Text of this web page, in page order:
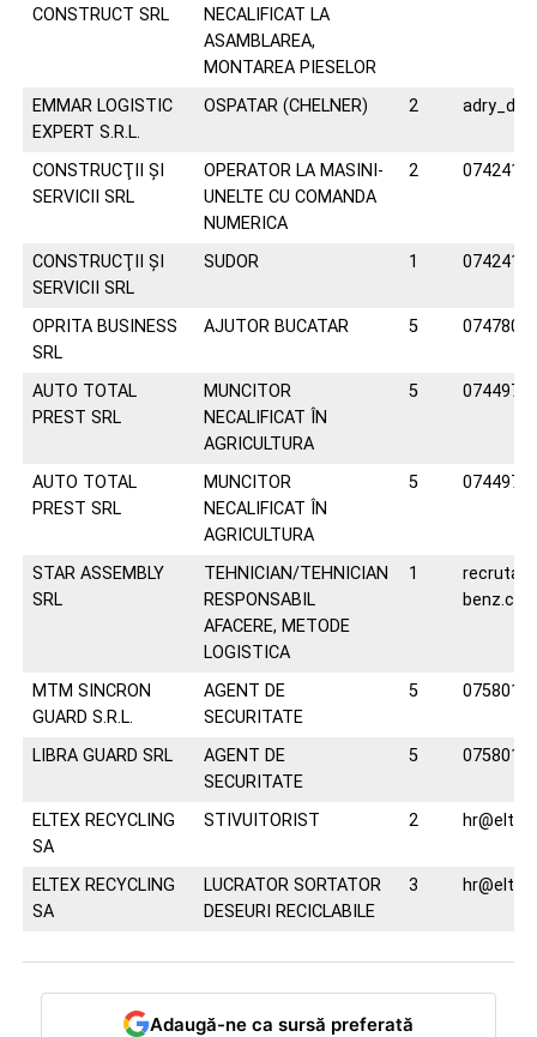
CONSTRUCT SRL
NECALIFICAT LA
ASAMBLAREA,
MONTAREA PIESELOR
EMMAR LOGISTIC
EXPERT S.R.L.
OSPATAR (CHELNER) 2
CONSTRUCŢII ŞI
SERVICII SRL
OPERATOR LA MASINI-
UNELTE CU COMANDA
NUMERICA
2
CONSTRUCŢII ŞI
SERVICII SRL
SUDOR 1
OPRITA BUSINESS
SRL
AJUTOR BUCATAR 5
AUTO TOTAL
PREST SRL
MUNCITOR
NECALIFICAT ÎN
AGRICULTURA
5
AUTO TOTAL
PREST SRL
MUNCITOR
NECALIFICAT ÎN
AGRICULTURA
5
STAR ASSEMBLY
SRL
TEHNICIAN/TEHNICIAN
RESPONSABIL
AFACERE, METODE
LOGISTICA
1
MTM SINCRON
GUARD S.R.L.
AGENT DE
SECURITATE
5
LIBRA GUARD SRL
AGENT DE
SECURITATE
5
ELTEX RECYCLING
SA
STIVUITORIST 2
ELTEX RECYCLING
SA
LUCRATOR SORTATOR
DESEURI RECICLABILE
3
Adaugă-ne ca sursă preferată